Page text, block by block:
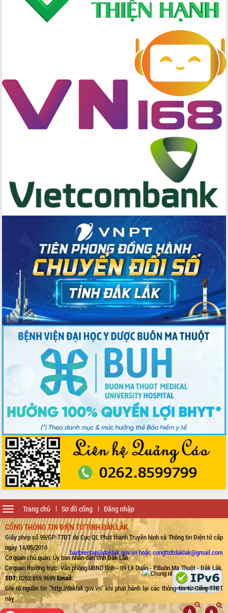
Trang chủ Sơ đồ cổng Đăng nhập
Toggle
navigation
CỔNG THÔNG TIN ĐIỆN TỬ TỈNH ĐẮK LẮK
Giấy phép số 99/GP-TTĐT do Cục QL Phát thanh Truyền hình và Thông tin Điện tử cấp
ngày 14/05/2010
Cơ quan chủ quản: Ủy ban nhân dân tỉnh Đắk Lắk
Cơ quan thường trực: Văn phòng UBND tỉnh - 09 Lê Duẩn - P.Buôn Ma Thuột - Đắk Lắk.
SĐT:0262.859.9699Email:
banbientap@daklak.gov.vn hoặc congttdtdaklak@gmail.com
Ghi rõ nguồn tin "http://daklak.gov.vn" khi phát hành lại các thông tin từ Cổng TTĐT
này